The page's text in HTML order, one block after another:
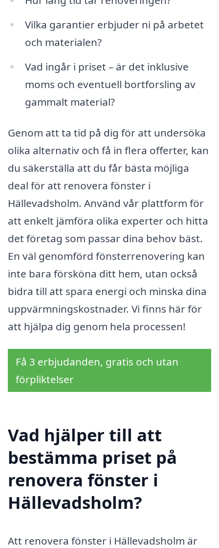
Vilka garantier erbjuder ni på arbetet
och materialen?
Vad ingår i priset – är det inklusive
moms och eventuell bortforsling av
gammalt material?
Genom att ta tid på dig för att undersöka
olika alternativ och få in flera offerter, kan
du säkerställa att du får bästa möjliga
deal för att renovera fönster i
Hällevadsholm. Använd vår plattform för
att enkelt jämföra olika experter och hitta
det företag som passar dina behov bäst.
En väl genomförd fönsterrenovering kan
inte bara försköna ditt hem, utan också
bidra till att spara energi och minska dina
uppvärmningskostnader. Vi finns här för
att hjälpa dig genom hela processen!
Få 3 erbjudanden, gratis och utan
förpliktelser
Vad hjälper till att
bestämma priset på
renovera fönster i
Hällevadsholm?
Att renovera fönster i Hällevadsholm är